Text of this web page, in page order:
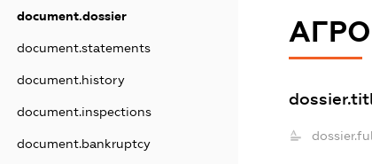
document.dossier
document.statements
document.history
document.inspections
document.bankruptcy